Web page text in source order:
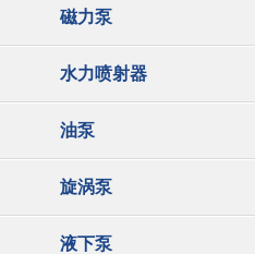
磁力泵
水力喷射器
油泵
旋涡泵
液下泵